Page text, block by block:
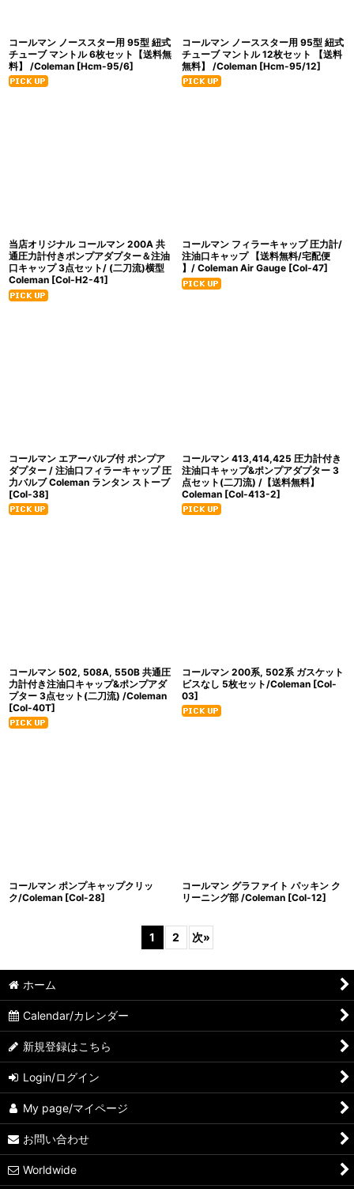
コールマン ノーススター用 95型 紐式
チューブ マントル 6枚セット【送料無
料】 /Coleman [Hcm-95/6]
コールマン ノーススター用 95型 紐式
チューブ マントル 12枚セット 【送料
無料】 /Coleman [Hcm-95/12]
当店オリジナル コールマン 200A 共
通圧力計付きポンプアダプター＆注油
口キャップ 3点セット/ (二刀流)横型
Coleman [Col-H2-41]
コールマン フィラーキャップ 圧力計/
注油口キャップ 【送料無料/宅配便
】/ Coleman Air Gauge [Col-47]
コールマン エアーバルブ付 ポンプア
ダプター / 注油口フィラーキャップ 圧
力バルブ Coleman ランタン ストーブ
[Col-38]
コールマン 413,414,425 圧力計付き
注油口キャップ&ポンプアダプター 3
点セット(二刀流) /【送料無料】
Coleman [Col-413-2]
コールマン 502, 508A, 550B 共通圧
力計付き注油口キャップ&ポンプアダ
プター 3点セット(二刀流) /Coleman
[Col-40T]
コールマン 200系, 502系 ガスケット
ビスなし 5枚セット/Coleman [Col-
03]
コールマン ポンプキャップクリッ
ク/Coleman [Col-28]
コールマン グラファイト パッキン ク
リーニング部 /Coleman [Col-12]
1 2 次»
ホーム
Calendar/カレンダー
新規登録はこちら
Login/ログイン
My page/マイページ
お問い合わせ
Worldwide